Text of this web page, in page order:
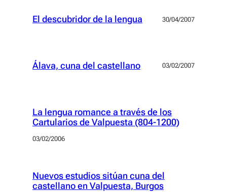
El descubridor de la lengua 30/04/2007
Álava, cuna del castellano 03/02/2007
La lengua romance a través de los
Cartularios de Valpuesta (804-1200)
03/02/2006
Nuevos estudios sitúan cuna del
castellano en Valpuesta, Burgos